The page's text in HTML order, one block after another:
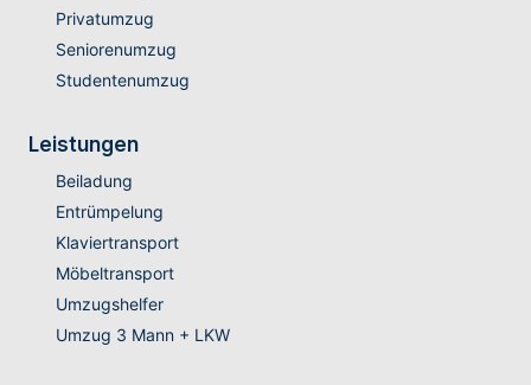
Privatumzug
Seniorenumzug
Studentenumzug
Leistungen
Beiladung
Entrümpelung
Klaviertransport
Möbeltransport
Umzugshelfer
Umzug 3 Mann + LKW